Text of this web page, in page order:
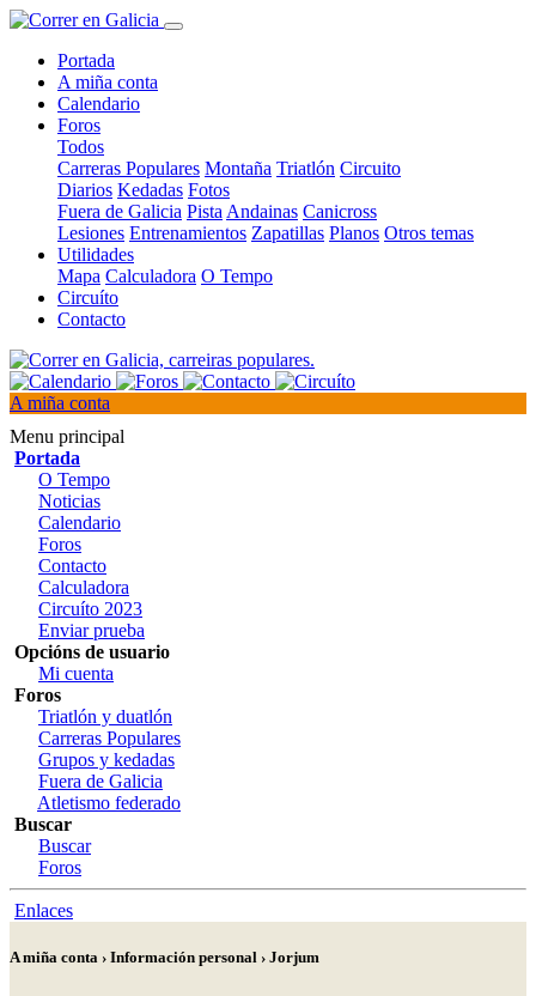
Portada
A miña conta
Calendario
Foros
Todos
Carreras Populares Montaña Triatlón Circuito
Diarios Kedadas Fotos
Fuera de Galicia Pista Andainas Canicross
Lesiones Entrenamientos Zapatillas Planos Otros temas
Utilidades
Mapa Calculadora O Tempo
Circuíto
Contacto
A miña conta
Menu principal
Portada
O Tempo
Noticias
Calendario
Foros
Contacto
Calculadora
Circuíto 2023
Enviar prueba
Opcións de usuario
Mi cuenta
Foros
Triatlón y duatlón
Carreras Populares
Grupos y kedadas
Fuera de Galicia
Atletismo federado
Buscar
Buscar
Foros
Enlaces
A miña conta › Información personal › Jorjum